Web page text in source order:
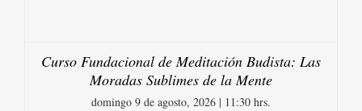
Curso Fundacional de Meditación Budista: Las
Moradas Sublimes de la Mente
domingo 9 de agosto, 2026 | 11:30 hrs.